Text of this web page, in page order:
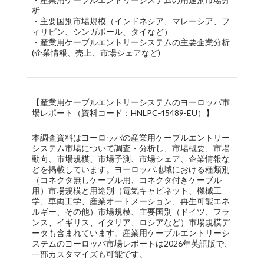
析
・主要国別市場規模（インドネシア、マレーシア、フ
ィリピン、シンガポール、タイなど）
・産業用ケーブルエントリーシステムの主要企業分析
(企業情報、売上、市場シェアなど)
【産業用ケーブルエントリーシステムのヨーロッパ市
場レポート（資料コード：HNLPC-45489-EU）】
本調査資料はヨーロッパの産業用ケーブルエントリー
システム市場について調査・分析し、市場概要、市場
動向、市場規模、市場予測、市場シェア、企業情報な
どを掲載しています。ヨーロッパ地域における種類別
（コネクタ無しケーブル用、コネクタ付きケーブル
用）市場規模と用途別（電気キャビネット、機械工
学、車両工学、産業オートメーション、再生可能エネ
ルギー、その他）市場規模、主要国別（ドイツ、フラ
ンス、イギリス、イタリア、ロシアなど）市場規模デ
ータも含まれています。産業用ケーブルエントリーシ
ステムのヨーロッパ市場レポートは2026年英語版で、
一部カスタマイズも可能です。